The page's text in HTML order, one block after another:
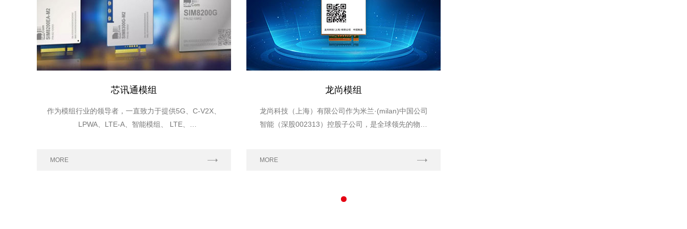
芯讯通模组
作为模组行业的领导者，一直致力于提供5G、C-V2X、
LPWA、LTE-A、智能模组、 LTE、
MORE
龙尚模组
龙尚科技（上海）有限公司作为米兰·(milan)中国公司
智能（深股002313）控股子公司，是全球领先的物联
MORE